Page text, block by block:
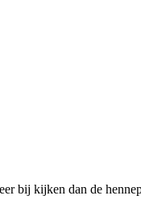
bij kijken dan de